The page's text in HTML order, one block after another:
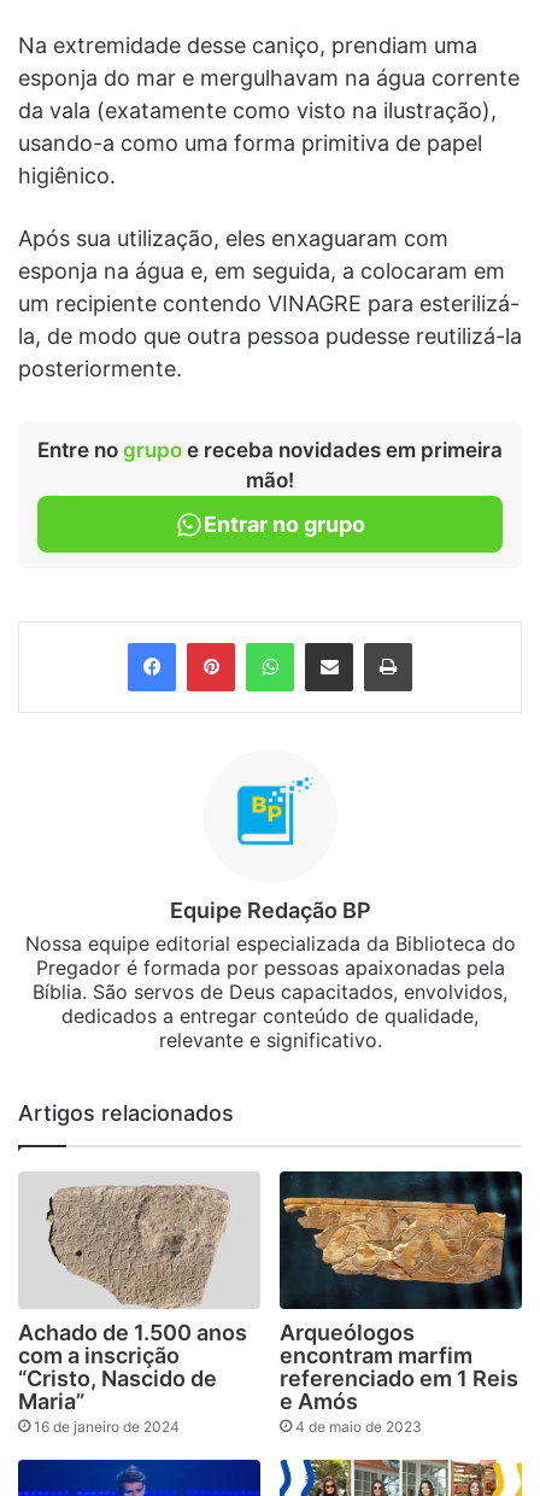
Na extremidade desse caniço, prendiam uma
esponja do mar e mergulhavam na água corrente
da vala (exatamente como visto na ilustração),
usando-a como uma forma primitiva de papel
higiênico.
Após sua utilização, eles enxaguaram com
esponja na água e, em seguida, a colocaram em
um recipiente contendo VINAGRE para esterilizá-
la, de modo que outra pessoa pudesse reutilizá-la
posteriormente.
Entre no grupo e receba novidades em primeira
mão!
Entrar no grupo
FacebookPinterestWhatsApp
Compartilhar via e-mail Imprimir
Equipe Redação BP
Nossa equipe editorial especializada da Biblioteca do
Pregador é formada por pessoas apaixonadas pela
Bíblia. São servos de Deus capacitados, envolvidos,
dedicados a entregar conteúdo de qualidade,
relevante e significativo.
Artigos relacionados
Achado de 1.500 anos
com a inscrição
“Cristo, Nascido de
Maria”
16 de janeiro de 2024
Arqueólogos
encontram marfim
referenciado em 1 Reis
e Amós
4 de maio de 2023